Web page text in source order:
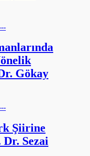
Gökay
Şiirine
Dr. Sezai